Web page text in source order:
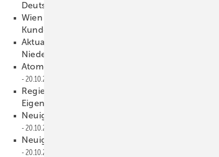
Deutschland
Wien Energie vertreibt Solaranlagen an seine
Kunden
Aktualisierte VDE-Norm zur Errichtung von
Niederspannungsanlagen
Atomdeal für 23,5 Milliarden Euro
20.10.2016
Regierung passt Gesetz zu KWK und
Eigenverbrauch an
Neuigkeiten aus der Photovoltaikbranche
20.10.2016
Neuigkeiten aus der Photovoltaikbranche
20.10.2016